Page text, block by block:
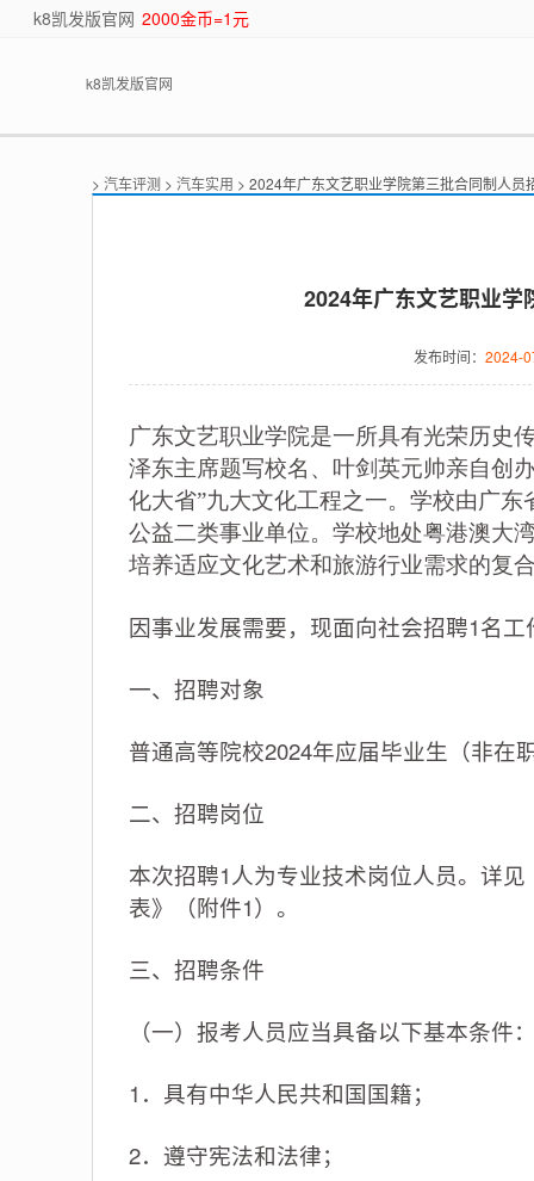
k8凯发版官网 2000金币=1元
k8凯发版官网
> 汽车评测 > 汽车实用 > 2024年广东文艺职业学院第三批合同制人员
2024年广东文艺职业
发布时间： 2024-
广东文艺职业学院是一所具有光荣历史
泽东主席题写校名、叶剑英元帅亲自创
化大省”九大文化工程之一。学校由广
公益二类事业单位。学校地处粤港澳大
培养适应文化艺术和旅游行业需求的复
因事业发展需要，现面向社会招聘1名
一、招聘对象
普通高等院校2024年应届毕业生（非在
二、招聘岗位
本次招聘1人为专业技术岗位人员。详
表》（附件1）。
三、招聘条件
（一）报考人员应当具备以下基本条件
1．具有中华人民共和国国籍；
2．遵守宪法和法律；